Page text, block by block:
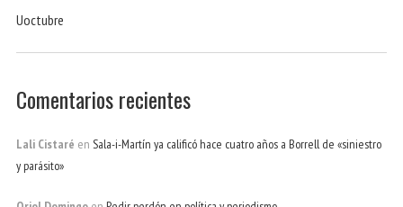
Uoctubre
Comentarios recientes
Lali Cistaré en Sala-i-Martín ya calificó hace cuatro años a Borrell de «siniestro
y parásito»